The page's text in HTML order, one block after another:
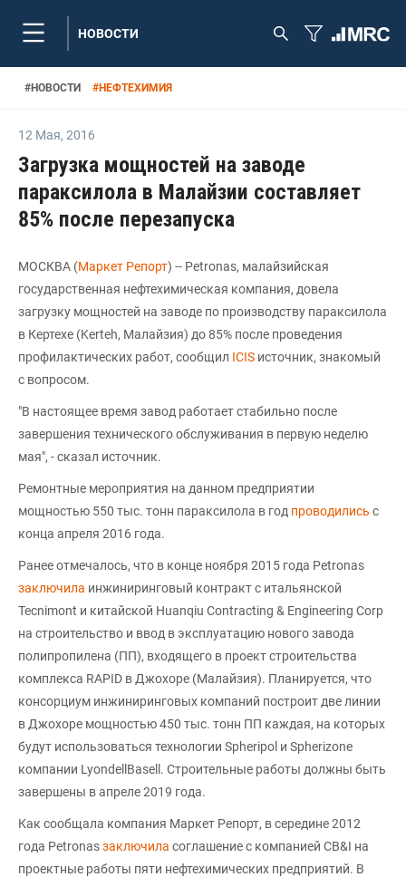
НОВОСТИ
#НОВОСТИ #НЕФТЕХИМИЯ
12 Мая, 2016
Загрузка мощностей на заводе
параксилола в Малайзии составляет
85% после перезапуска
МОСКВА (Маркет Репорт) -- Petronas, малайзийская
государственная нефтехимическая компания, довела
загрузку мощностей на заводе по производству параксилола
в Кертехе (Kerteh, Малайзия) до 85% после проведения
профилактических работ, сообщил ICIS источник, знакомый
с вопросом.
"В настоящее время завод работает стабильно после
завершения технического обслуживания в первую неделю
мая", - сказал источник.
Ремонтные мероприятия на данном предприятии
мощностью 550 тыс. тонн параксилола в год проводились с
конца апреля 2016 года.
Ранее отмечалось, что в конце ноября 2015 года Petronas
заключила инжиниринговый контракт с итальянской
Tecnimont и китайской Huanqiu Contracting & Engineering Corp
на строительство и ввод в эксплуатацию нового завода
полипропилена (ПП), входящего в проект строительства
комплекса RAPID в Джохоре (Малайзия). Планируется, что
консорциум инжиниринговых компаний построит две линии
в Джохоре мощностью 450 тыс. тонн ПП каждая, на которых
будут использоваться технологии Spheripol и Spherizone
компании LyondellBasell. Строительные работы должны быть
завершены в апреле 2019 года.
Как сообщала компания Маркет Репорт, в середине 2012
года Petronasзаключила соглашение с компанией CB&I на
проектные работы пяти нефтехимических предприятий. В